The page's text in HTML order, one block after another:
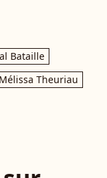
Bataille
Mélissa Theuriau